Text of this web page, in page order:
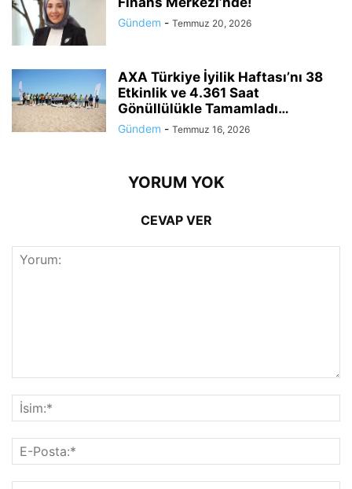
Gündem - Temmuz 20, 2026
AXA Türkiye İyilik Haftası’nı 38
Etkinlik ve 4.361 Saat
Gönüllülükle Tamamladı…
Gündem - Temmuz 16, 2026
YORUM YOK
CEVAP VER